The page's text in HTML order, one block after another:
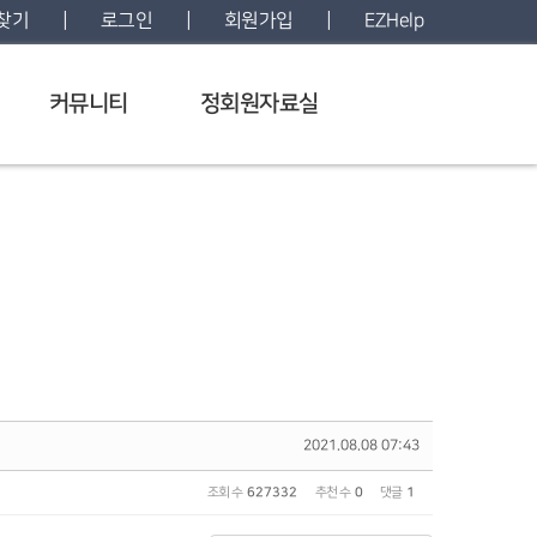
기 로그인 회원가입 EZHelp
커뮤니티 정회원자료실
2021.08.08 07:43
조회 수 627332 추천 수 0 댓글 1